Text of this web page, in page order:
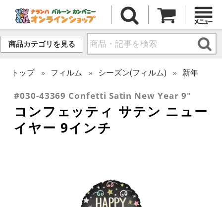
商品カテゴリを見る
トップ フィルム シーズン(フィルム) 新年
#030-43369 Confetti Satin New Year 9"
コンフェッティ サテン ニュー
イヤー 9インチ